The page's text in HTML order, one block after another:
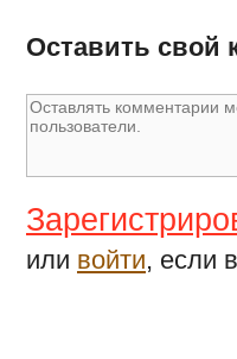
Оставить свой
или войти, если